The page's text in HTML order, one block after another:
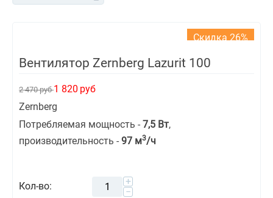
Скидка 26%
Вентилятор Zernberg Lazurit 100
2 470 руб1 820 руб
Zernberg
Потребляемая мощность - 7,5 Вт,
производительность - 97 м3/ч
Кол-во:
+
−